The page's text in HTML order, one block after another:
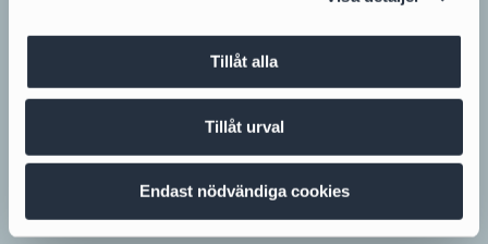
Tillåt alla
Tillåt urval
Endast nödvändiga cookies
Kavalleriet AB i konkurs
Kavalleriet AB, 559315-3454 (“Kavalleriet”) försattes i konkurs den 5
augusti 2024, varvid advokat Pierre Pettersson utsågs till
Rekonstruktion och insolvens